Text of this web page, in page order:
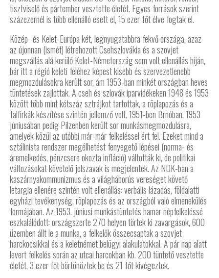
tisztviselő és pártember vesztette életét. Egyes források szerint
százezernél is több ellenálló esett el, 15 ezer főt élve fogtak el.
Közép- és Kelet-Európa két, legnyugatabbra fekvő országa, azaz
az újonnan (ismét) létrehozott Csehszlovákia és a szovjet
megszállás alá kerülő Kelet-Németország sem volt ellenállás híján,
bár itt a régió keleti feléhez képest kisebb és szervezetlenebb
megmozdulásokra került sor, ám 1953-ban minkét országban heves
tüntetések zajlottak. A cseh és szlovák iparvidékeken 1948 és 1953
között több mint kétszáz sztrájkot tartottak, a röplapozás és a
falfirkák készítése szintén jellemző volt. 1951-ben Brnóban, 1953
júniusában pedig Pilzenben került sor munkásmegmozdulásra,
amelyek közül az utóbbi már-már felkeléssel ért fel. Ezeket mind a
sztálinista rendszer megélhetést fenyegető lépései (norma- és
áremelkedés, pénzcsere okozta infláció) váltották ki, de politikai
változásokat követelő jelszavak is megjelentek. Az NDK-ban a
kaszárnyakommunizmus és a világháborús vereséget követő
letargia ellenére szintén volt ellenállás: verbális lázadás, földalatti
egyházi tevékenység, röplapozás és az országból való elmenekülés
formájában. Az 1953. júniusi munkástüntetés hamar népfelkeléssé
eszkalálódott: országszerte 270 helyen törtek ki zavargások, 600
üzemben állt le a munka, a felkelők összecsaptak a szovjet
harckocsikkal és a keletnémet belügyi alakulatokkal. A pár nap alatt
levert felkelés során az utcai harcokban kb. 200 tüntető vesztette
életét, 3 ezer főt börtönöztek be és 21 főt kivégeztek.